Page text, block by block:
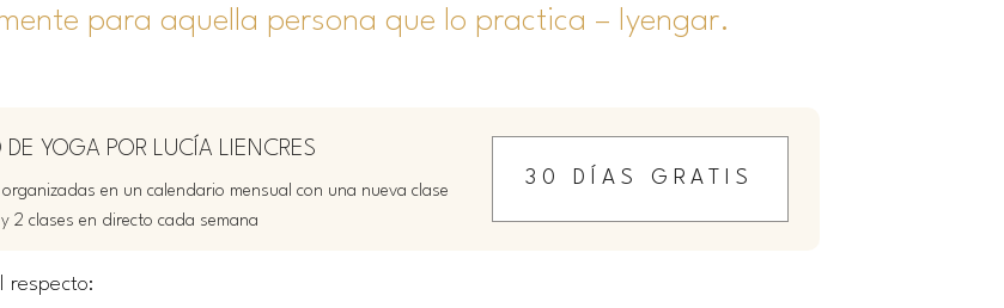
para aquella persona que lo practica – Iyengar.
DE YOGA POR LUCÍA LIENCRES
en un calendario mensual con una nueva clase
2 clases en directo cada semana
30 DÍAS GRATIS
respecto: